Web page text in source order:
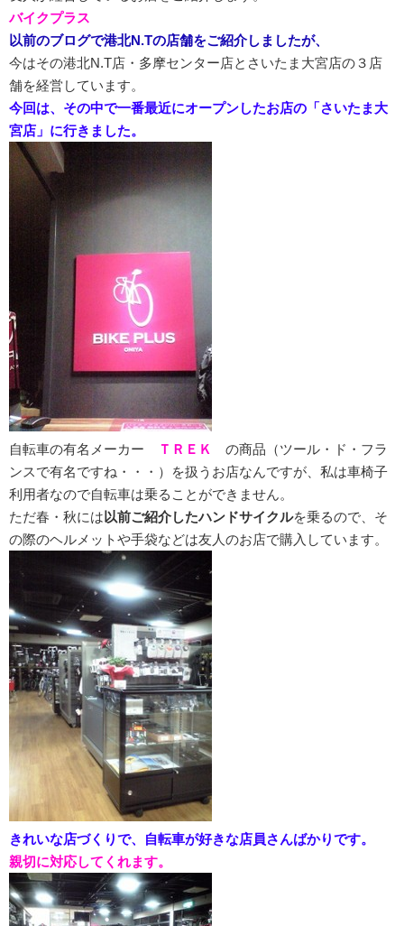
バイクプラス
以前のブログで港北N.Tの店舗をご紹介しましたが、
今はその港北N.T店・多摩センター店とさいたま大宮店の３店
舗を経営しています。
今回は、その中で一番最近にオープンしたお店の「さいたま大
宮店」に行きました。
自転車の有名メーカー ＴＲＥＫ
の商品（ツール・ド・フラ
ンスで有名ですね・・・）を扱うお店なんですが、私は車椅子
利用者なので自転車は乗ることができません。
ただ春・秋には 以前ご紹介したハンドサイクルを乗るので、そ
の際のヘルメットや手袋などは友人のお店で購入しています。
きれいな店づくりで、自転車が好きな店員さんばかりです。
親切に対応してくれます。